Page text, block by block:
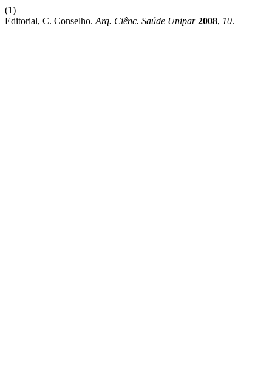
(1)
Editorial, C. Conselho. Arq. Ciênc. Saúde Unipar 2008, 10.